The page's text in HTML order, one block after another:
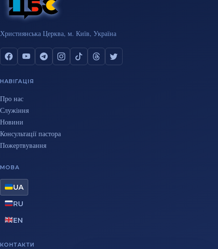
Християнська Церква, м. Київ, Україна
НАВІГАЦІЯ
Про нас
Служіння
Новини
Консультації пастора
Пожертвування
МОВА
UA
RU
EN
КОНТАКТИ